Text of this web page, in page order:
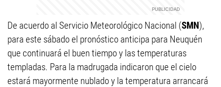
De acuerdo al Servicio Meteorológico Nacional (SMN),
para este sábado el pronóstico anticipa para Neuquén
que continuará el buen tiempo y las temperaturas
templadas. Para la madrugada indicaron que el cielo
estará mayormente nublado y la temperatura arrancará